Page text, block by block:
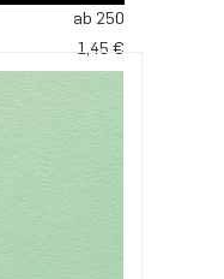
ab 250
1,45 €
ab 2500